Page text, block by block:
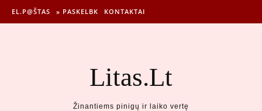
EL.P@ŠTAS » PASKELBK KONTAKTAI
Litas.Lt
Žinantiems pinigų ir laiko vertę